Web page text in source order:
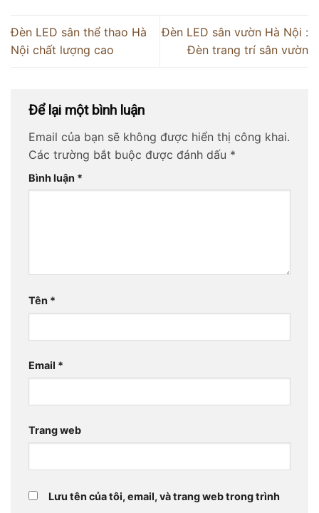
Đèn LED sân thể thao Hà
Nội chất lượng cao
Đèn LED sân vườn Hà Nội :
Đèn trang trí sân vườn
Để lại một bình luận
Email của bạn sẽ không được hiển thị công khai.
Các trường bắt buộc được đánh dấu *
Bình luận *
Tên *
Email *
Trang web
Lưu tên của tôi, email, và trang web trong trình